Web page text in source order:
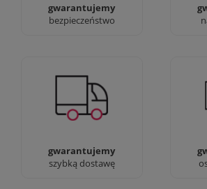
gwarantujemy
bezpieczeństwo
gwarantujemy
szybką dostawę
90% dostaw następnego
dnia, bez dopłat!